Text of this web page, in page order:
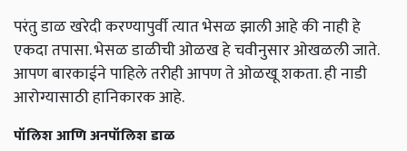
परंतु डाळ खरेदी करण्यापुर्वी त्यात भेसळ झाली आहे की नाही हे
एकदा तपासा. भेसळ डाळीची ओळख हे चवीनुसार ओखळली जाते.
आपण बारकाईने पाहिले तरीही आपण ते ओळखू शकता. ही नाडी
आरोग्यासाठी हानिकारक आहे.
पॉलिश आणि अनपॉलिश डाळ